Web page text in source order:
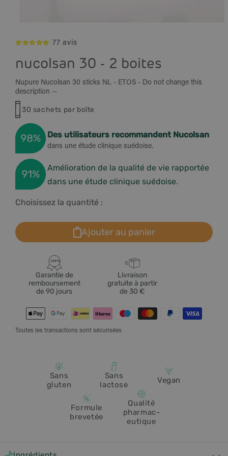
média
une
modale
77 avis
nucolsan 30 - 2 boites
Nupure Nucolsan 30 sticks NL - ETOS - Do not change this
description --
30 sachets par boîte
Des utilisateurs recommandent Nucolsan
dans une étude clinique suédoise.
Amélioration de la qualité de vie rapportée
dans une étude clinique suédoise.
Choisissez la quantité :
Ajouter au panier
100%
Garantie de
remboursement
de 90 jours
Livraison
gratuite à partir
de 30 €
Moyens
paiement
Toutes les transactions sont sécurisées
Sans
gluten
Sans
lactose
Vegan
Formule
brevetée
Qualité
pharmac-
eutique